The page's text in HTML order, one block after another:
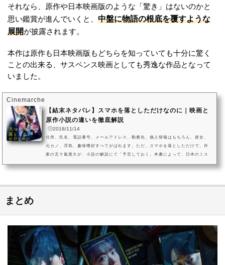
それなら、原作や日本映画版のような「驚き」はないのかと
思い鑑賞が進んでいくと、 中盤に物語の根底を覆すような
展開が披露されます。
本作は原作も日本映画版もどちらを知っていても十分に驚く
ことの出来る、サスペンス映画としても秀逸な作品となって
いました。
Cinemarche
【結末ネタバレ】スマホを落としただけなのに｜映画と
原作小説の違いを徹底解説
2018/11/14
住所、氏名、電話番号、メールアドレス、勤務先、個人情報はもちろん、彼女、
元カノ、浮気、趣味嗜好すべてがばれます。ただ、スマホを落としただけで。作
家の五十嵐貴久が、小説の解説にて「予言しておく。本書によって、日本のミス
まとめ